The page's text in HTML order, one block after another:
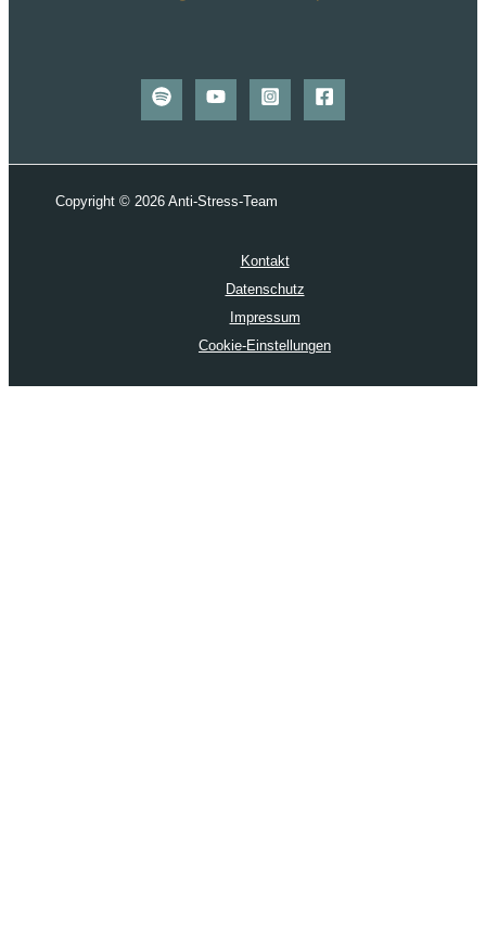
Copyright © 2026 Anti-Stress-Team
Kontakt
Datenschutz
Impressum
Cookie-Einstellungen